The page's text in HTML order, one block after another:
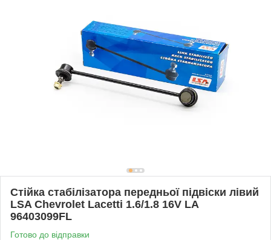
Стійка стабілізатора передньої підвіски лівий
LSA Chevrolet Lacetti 1.6/1.8 16V LA
96403099FL
Готово до відправки